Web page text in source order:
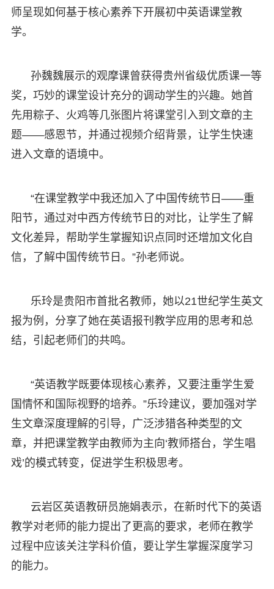
师呈现如何基于核心素养下开展初中英语课堂教
学。
孙魏魏展示的观摩课曾获得贵州省级优质课一等
奖，巧妙的课堂设计充分的调动学生的兴趣。她首
先用粽子、火鸡等几张图片将课堂引入到文章的主
题——感恩节，并通过视频介绍背景，让学生快速
进入文章的语境中。
“在课堂教学中我还加入了中国传统节日——重
阳节，通过对中西方传统节日的对比，让学生了解
文化差异，帮助学生掌握知识点同时还增加文化自
信，了解中国传统节日。”孙老师说。
乐玲是贵阳市首批名教师，她以21世纪学生英文
报为例，分享了她在英语报刊教学应用的思考和总
结，引起老师们的共鸣。
“英语教学既要体现核心素养，又要注重学生爱
国情怀和国际视野的培养。”乐玲建议，要加强对学
生文章深度理解的引导，广泛涉猎各种类型的文
章，并把课堂教学由教师为主向‘教师搭台，学生唱
戏’的模式转变，促进学生积极思考。
云岩区英语教研员施娟表示，在新时代下的英语
教学对老师的能力提出了更高的要求，老师在教学
过程中应该关注学科价值，要让学生掌握深度学习
的能力。